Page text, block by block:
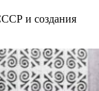
и создания